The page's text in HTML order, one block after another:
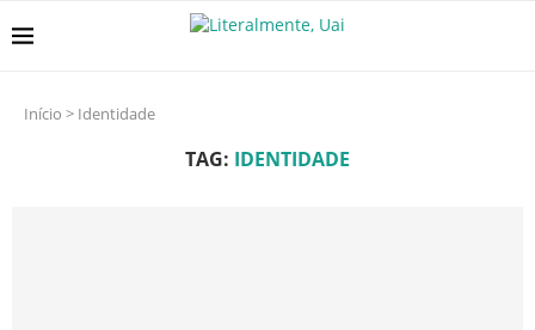
Início > Identidade
TAG: IDENTIDADE